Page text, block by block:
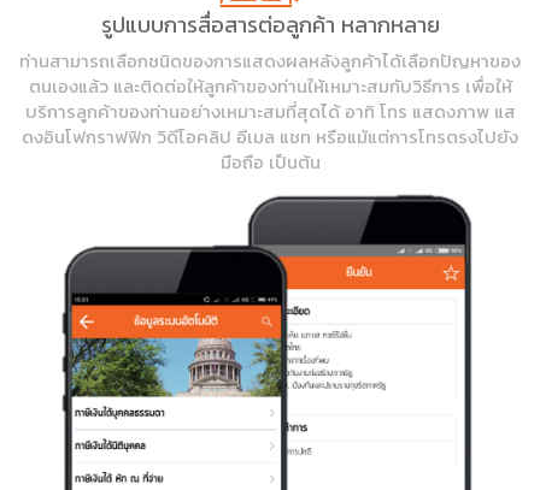
รูปแบบการสื่อสารต่อลูกค้า หลากหลาย
ท่านสามารถเลือกชนิดของการแสดงผลหลังลูกค้าได้เลือกปัญหาของ
ตนเองแล้ว และติดต่อให้ลูกค้าของท่านให้เหมาะสมกับวิธีการ เพื่อให้
บริการลูกค้าของท่านอย่างเหมาะสมที่สุดได้ อาทิ โทร แสดงภาพ แส
ดงอินโฟกราฟฟิก วิดีโอคลิป อีเมล แชท หรือแม้แต่การโทรตรงไปยัง
มือถือ เป็นต้น